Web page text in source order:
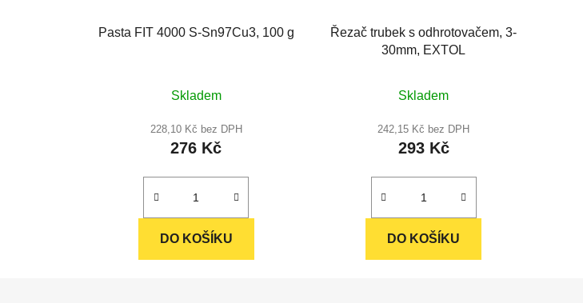
Pasta FIT 4000 S-Sn97Cu3, 100 g
hodnocení
produktu
je
hvězdiček.
Skladem
228,10 Kč bez DPH
276 Kč
DO KOŠÍKU
Řezač trubek s odhrotovačem, 3-
30mm, EXTOL
hodnocení
produktu
je
hvězdiček.
Skladem
242,15 Kč bez DPH
293 Kč
DO KOŠÍKU